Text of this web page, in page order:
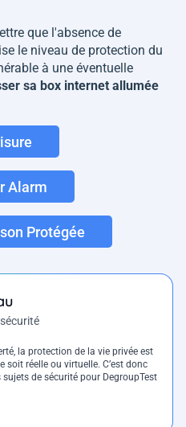
que l'absence de
le niveau de protection du
à une éventuelle
sa box internet allumée
Alarm
Protégée
la protection de la vie privée est
soit réelle ou virtuelle. C’est donc
de sécurité pour DegroupTest